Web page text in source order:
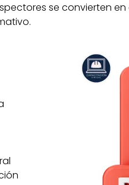
se convierten